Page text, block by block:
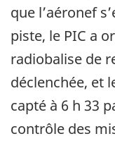
que l’aéronef
piste, le PIC a
radiobalise de
déclenchée, et
capté à 6 h 33
contrôle des